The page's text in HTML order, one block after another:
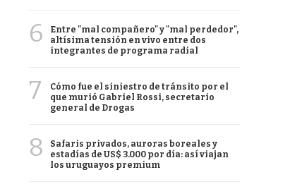
6
Entre "mal compañero" y "mal perdedor",
altísima tensión en vivo entre dos
integrantes de programa radial
7
Cómo fue el siniestro de tránsito por el
que murió Gabriel Rossi, secretario
general de Drogas
8
Safaris privados, auroras boreales y
estadías de US$ 3.000 por día: así viajan
los uruguayos premium